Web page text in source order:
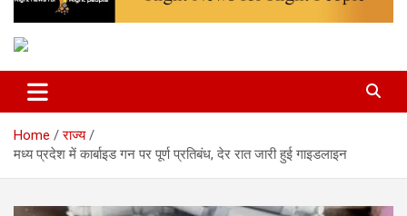
Edition Today
Home
राज्य
मध्य प्रदेश में कार्बाइड गन पर पूर्ण प्रतिबंध, देर रात जारी हुई गाइडलाइन